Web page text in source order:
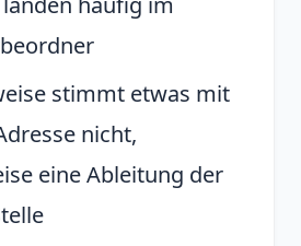
stimmt etwas mit
nicht,
eine Ableitung der